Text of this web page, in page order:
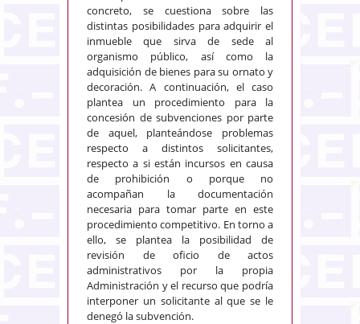
concreto, se cuestiona sobre las
distintas posibilidades para adquirir el
inmueble que sirva de sede al
organismo público, así como la
adquisición de bienes para su ornato y
decoración. A continuación, el caso
plantea un procedimiento para la
concesión de subvenciones por parte
de aquel, planteándose problemas
respecto a distintos solicitantes,
respecto a si están incursos en causa
de prohibición o porque no
acompañan la documentación
necesaria para tomar parte en este
procedimiento competitivo. En torno a
ello, se plantea la posibilidad de
revisión de oficio de actos
administrativos por la propia
Administración y el recurso que podría
interponer un solicitante al que se le
denegó la subvención.